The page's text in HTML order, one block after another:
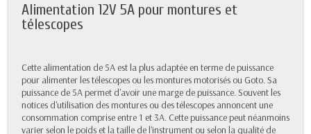
Alimentation 12V 5A pour montures et
télescopes
Cette alimentation de 5A est la plus adaptée en terme de puissance
pour alimenter les télescopes ou les montures motorisés ou Goto. Sa
puissance de 5A permet d'avoir une marge de puissance. Souvent les
notices d'utilisation des montures ou des télescopes annoncent une
consommation comprise entre 1 et 3A. Cette puissance peut néanmoins
varier selon le poids et la taille de l'instrument ou selon la qualité de